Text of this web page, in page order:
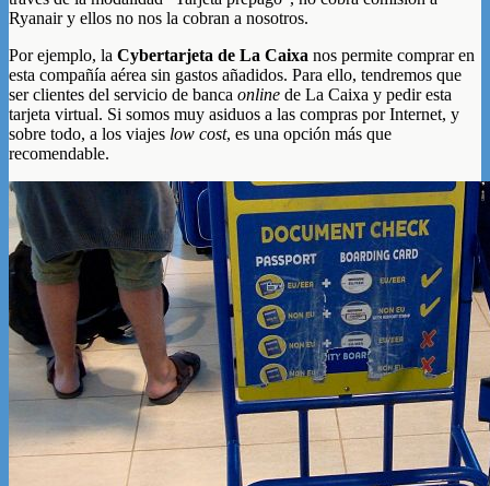
Ryanair y ellos no nos la cobran a nosotros.
Por ejemplo, la Cybertarjeta de La Caixa nos permite comprar en
esta compañía aérea sin gastos añadidos. Para ello, tendremos que
ser clientes del servicio de banca online de La Caixa y pedir esta
tarjeta virtual. Si somos muy asiduos a las compras por Internet, y
sobre todo, a los viajes low cost, es una opción más que
recomendable.